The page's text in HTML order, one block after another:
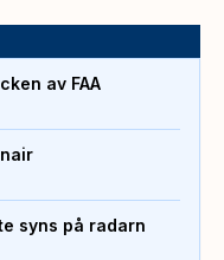
av FAA
syns på radarn